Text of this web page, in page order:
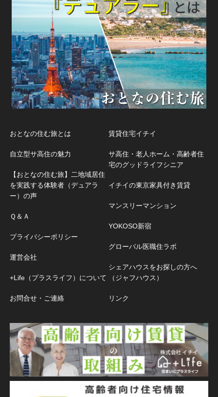
おとなの住む旅とは
自立型サ高住の魅力
【おとなの住む旅】二地域居住
を実践する体験者（デュアラ
ー）の声
Ｑ＆Ａ
プライバシーポリシー
運営会社
+Life（プラスライフ）について
お問合せ・ご連絡
賃貸住宅イチイ
サ高住・老人ホーム・高齢者住
宅のグッドライフシニア
イチイの東京家具付き賃貸
マンスリーマンション
YOKOSO新宿
グローバル医職住ラボ
シェアハウスをお探しの方へ
（ジャフハウス）
リンク